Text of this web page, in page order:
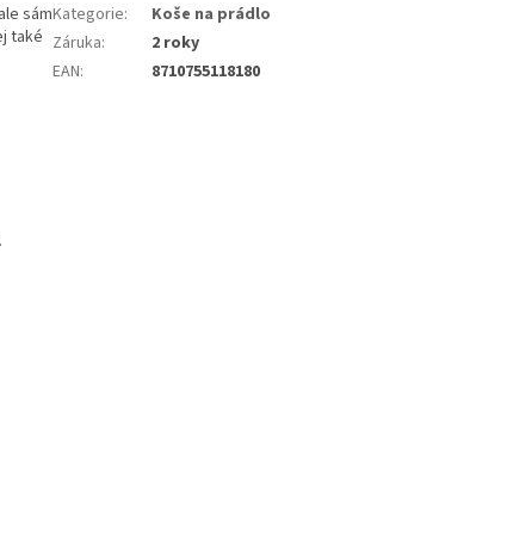
sám
také
Kategorie:
Koše na prádlo
Záruka:
2 roky
EAN: 8710755118180